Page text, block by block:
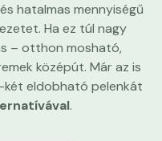
hatalmas mennyiségű
Ha ez túl nagy
– otthon mosható,
középút. Már az is
két eldobható pelenkát
.